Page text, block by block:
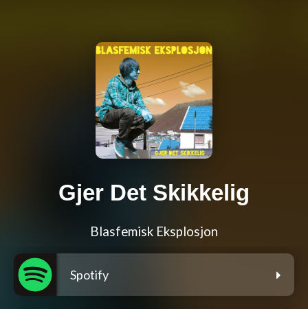
Gjer Det Skikkelig
Blasfemisk Eksplosjon
Spotify